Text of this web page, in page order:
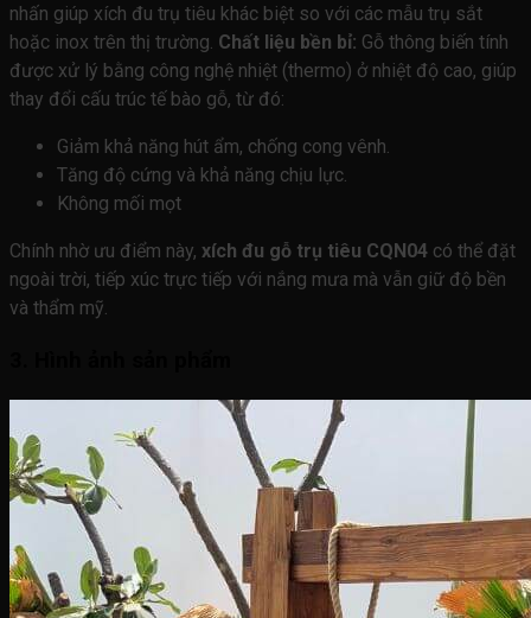
nhấn giúp xích đu trụ tiêu khác biệt so với các mẫu trụ sắt
hoặc inox trên thị trường. Chất liệu bền bỉ: Gỗ thông biến tính
được xử lý bằng công nghệ nhiệt (thermo) ở nhiệt độ cao, giúp
thay đổi cấu trúc tế bào gỗ, từ đó:
Giảm khả năng hút ẩm, chống cong vênh.
Tăng độ cứng và khả năng chịu lực.
Không mối mọt
Chính nhờ ưu điểm này, xích đu gỗ trụ tiêu CQN04 có thể đặt
ngoài trời, tiếp xúc trực tiếp với nắng mưa mà vẫn giữ độ bền
và thẩm mỹ.